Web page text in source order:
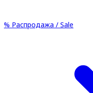
% Распродажа / Sale